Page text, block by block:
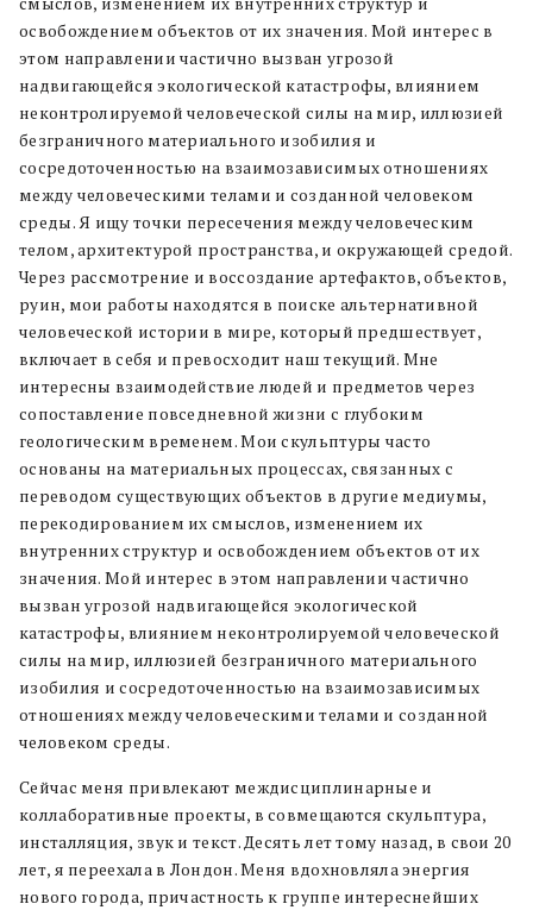
освобождением объектов от их значения. Мой интерес в
этом направлении частично вызван угрозой
надвигающейся экологической катастрофы, влиянием
неконтролируемой человеческой силы на мир, иллюзией
безграничного материального изобилия и
сосредоточенностью на взаимозависимых отношениях
между человеческими телами и созданной человеком
среды. Я ищу точки пересечения между человеческим
телом, архитектурой пространства, и окружающей средой.
Через рассмотрение и воссоздание артефактов, объектов,
руин, мои работы находятся в поиске альтернативной
человеческой истории в мире, который предшествует,
включает в себя и превосходит наш текущий. Мне
интересны взаимодействие людей и предметов через
сопоставление повседневной жизни с глубоким
геологическим временем. Мои скульптуры часто
основаны на материальных процессах, связанных с
переводом существующих объектов в другие медиумы,
перекодированием их смыслов, изменением их
внутренних структур и освобождением объектов от их
значения. Мой интерес в этом направлении частично
вызван угрозой надвигающейся экологической
катастрофы, влиянием неконтролируемой человеческой
силы на мир, иллюзией безграничного материального
изобилия и сосредоточенностью на взаимозависимых
отношениях между человеческими телами и созданной
человеком среды.
Сейчас меня привлекают междисциплинарные и
коллаборативные проекты, в совмещаются скульптура,
инсталляция, звук и текст. Десять лет тому назад, в свои 20
лет, я переехала в Лондон. Меня вдохновляла энергия
нового города, причастность к группе интереснейших